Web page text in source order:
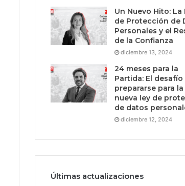
Un Nuevo Hito: La
de Protección de
Personales y el
de la Confianza
diciembre 13, 2024
24 meses para la
Partida: El desafío
prepararse para la
nueva ley de
de datos
diciembre 12, 2024
Últimas actualizaciones